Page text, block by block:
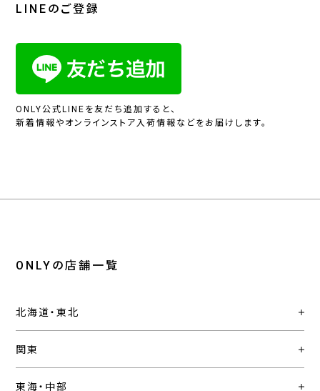
LINEのご登録
ONLY公式LINEを友だち追加すると、
新着情報やオンラインストア入荷情報などをお届けします。
ONLYの店舗一覧
北海道・東北
関東
東海・中部